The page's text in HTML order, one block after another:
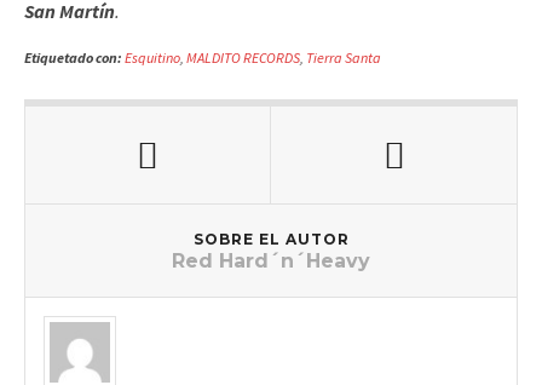
San Martín.
Etiquetado con: Esquitino, MALDITO RECORDS, Tierra Santa
SOBRE EL AUTOR
Red Hard´n´Heavy